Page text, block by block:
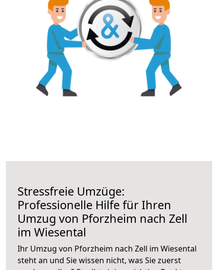
Stressfreie Umzüge:
Professionelle Hilfe für Ihren
Umzug von Pforzheim nach Zell
im Wiesental
Ihr Umzug von Pforzheim nach Zell im Wiesental
steht an und Sie wissen nicht, was Sie zuerst